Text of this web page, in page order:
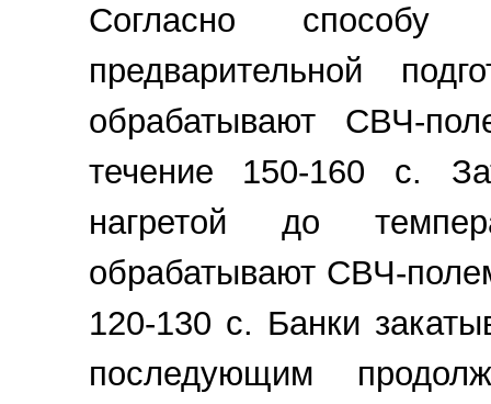
Согласно способу
предварительной
обрабатывают СВЧ-
течение 150-160 с.
нагретой до
обрабатывают СВЧ-
120-130 с. Банки
последующим